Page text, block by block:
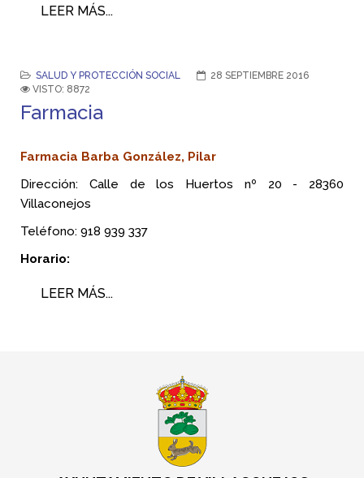
LEER MÁS...
SALUD Y PROTECCIÓN SOCIAL
28 SEPTIEMBRE 2016
VISTO: 8872
Farmacia
Farmacia Barba González, Pilar
Dirección: Calle de los Huertos nº 20 - 28360
Villaconejos
Teléfono: 918 939 337
Horario:
LEER MÁS...